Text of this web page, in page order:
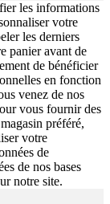
les informations
votre
les derniers
panier avant de
de bénéficier
en fonction
venez de nos
vous fournir des
préféré,
votre
de
de nos bases
notre site.